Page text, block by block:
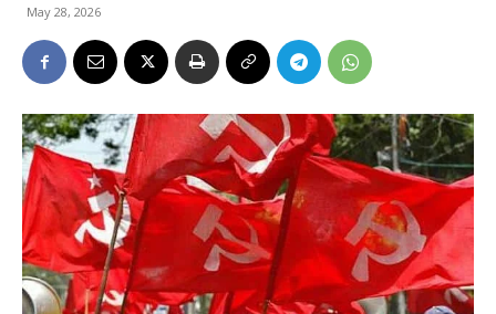
May 28, 2026